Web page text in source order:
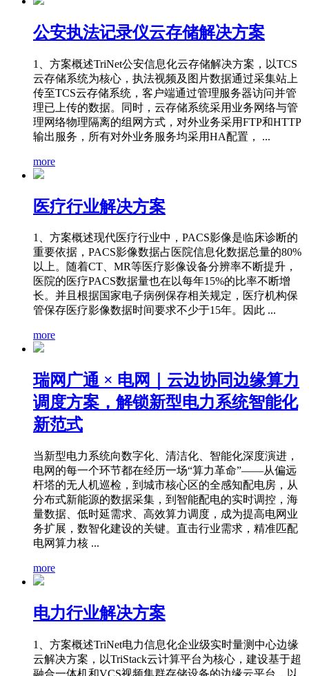
公安执法记录仪云存储解决方案
1、方案概述TriNet公安信息化云存储解决方案，以TCS
云存储系统为核心，执法视频及图片数据通过采集站上
传至TCS云存储系统，客户端通过管理服务器访问并管
理已上传的数据。同时，云存储系统采用业务网络与管
理网络物理隔离的组网方式，对外业务采用FTP和HTTP
输出服务，所有对外业务服务均采用HA配置， ...
more
医疗行业解决方案
1、方案概述现代医疗行业中，PACS影像是临床诊断的
重要依据，PACS影像数据占医院信息化数据总量的80%
以上。随着CT、MR等医疗影像设备分辨率不断提升，
医院的医疗PACS数据量也在以每年15%的比率不断增
长。并且根据国家电子病例保存相关规定，医疗机构保
管保存医疗影像数据时间要求不少于15年。因此 ...
more
瑞网广通 × 电网｜云边协同边缘算力
调度方案，解锁新型电力系统智能化
新范式
当新型电力系统向数字化、清洁化、智能化深度演进，
电网的每一个环节都在经历一场“算力革命”——从偏远
杆塔的无人机巡检，到城市核心区的全感知配电房，从
分布式新能源的数据采集，到智能配电的实时调控，海
量数据、低时延需求、高效算力调度，成为提高电网业
务扩展，数智化建设的关键。直击行业需求，精准匹配
电网算力核 ...
more
电力行业解决方案
1、方案概述TriNet电力信息化企业级实时量测中心边缘
云解决方案，以TriStack云计算平台为核心，建设基于超
融合一体机和VCS视频集群存储设备的边缘云平台，以